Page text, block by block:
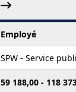
Employé
SPW - Service
59 188,00 - 118